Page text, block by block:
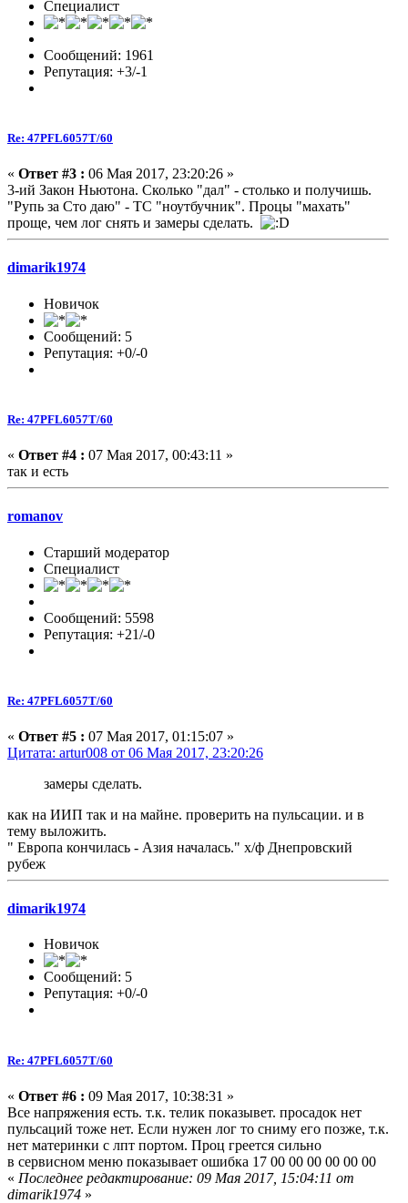
Специалист
Сообщений: 1961
Репутация: +3/-1
Re: 47PFL6057T/60
« Ответ #3 : 06 Мая 2017, 23:20:26 »
3-ий Закон Ньютона. Сколько "дал" - столько и получишь.
"Рупь за Сто даю" - ТС "ноутбучник". Процы "махать"
проще, чем лог снять и замеры сделать.
dimarik1974
Новичок
Сообщений: 5
Репутация: +0/-0
Re: 47PFL6057T/60
« Ответ #4 : 07 Мая 2017, 00:43:11 »
так и есть
romanov
Старший модератор
Специалист
Сообщений: 5598
Репутация: +21/-0
Re: 47PFL6057T/60
« Ответ #5 : 07 Мая 2017, 01:15:07 »
Цитата: artur008 от 06 Мая 2017, 23:20:26
замеры сделать.
как на ИИП так и на майне. проверить на пульсации. и в
тему выложить.
" Европа кончилась - Азия началась." х/ф Днепровский
рубеж
dimarik1974
Новичок
Сообщений: 5
Репутация: +0/-0
Re: 47PFL6057T/60
« Ответ #6 : 09 Мая 2017, 10:38:31 »
Все напряжения есть. т.к. телик показывет. просадок нет
пульсаций тоже нет. Если нужен лог то сниму его позже, т.к.
нет материнки с лпт портом. Проц греется сильно
в сервисном меню показывает ошибка 17 00 00 00 00 00 00
« Последнее редактирование: 09 Мая 2017, 15:04:11 от
dimarik1974 »